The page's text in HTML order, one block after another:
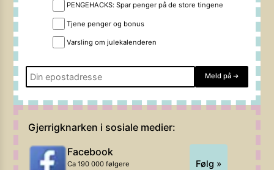
PENGEHACKS: Spar penger på de store tingene
Tjene penger og bonus
Varsling om julekalenderen
Meld på ➔
Gjerrigknarken i sosiale medier:
Facebook
Ca 190 000 følgere Følg »